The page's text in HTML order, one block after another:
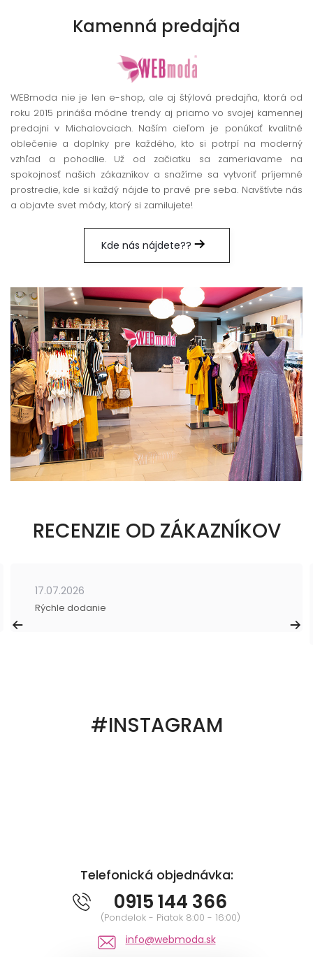
Kamenná predajňa
WEBmoda nie je len e-shop, ale aj štýlová predajňa, ktorá od
roku 2015 prináša módne trendy aj priamo vo svojej kamennej
predajni v Michalovciach. Naším cieľom je ponúkať kvalitné
oblečenie a doplnky pre každého, kto si potrpí na moderný
vzhľad a pohodlie. Už od začiatku sa zameriavame na
spokojnosť našich zákazníkov a snažíme sa vytvoriť príjemné
prostredie, kde si každý nájde to pravé pre seba. Navštívte nás
a objavte svet módy, ktorý si zamilujete!
Kde nás nájdete??
RECENZIE OD ZÁKAZNÍKOV
17.07.2026
Rýchle dodanie
#INSTAGRAM
Telefonická objednávka:
0915 144 366
(Pondelok - Piatok 8:00 - 16:00)
info@webmoda.sk